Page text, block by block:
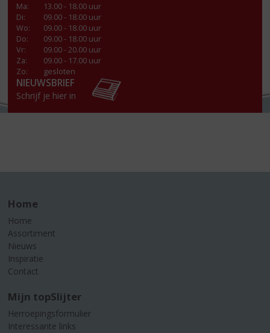
Ma:
13.00 - 18.00 uur
Di:
09.00 - 18.00 uur
Wo:
09.00 - 18.00 uur
Do:
09.00 - 18.00 uur
Vr:
09.00 - 20.00 uur
Za:
09.00 - 17.00 uur
Zo:
gesloten
NIEUWSBRIEF
Schrijf je hier in
Home
Home
Assortiment
Nieuws
Inspiratie
Contact
Mijn topSlijter
Herroepingsformulier
Interessante links